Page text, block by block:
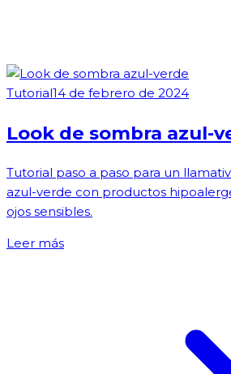
Tutorial14 de febrero de 2024
Look de sombra azul-
Tutorial paso a paso para un
azul-verde con productos
ojos sensibles.
Leer más